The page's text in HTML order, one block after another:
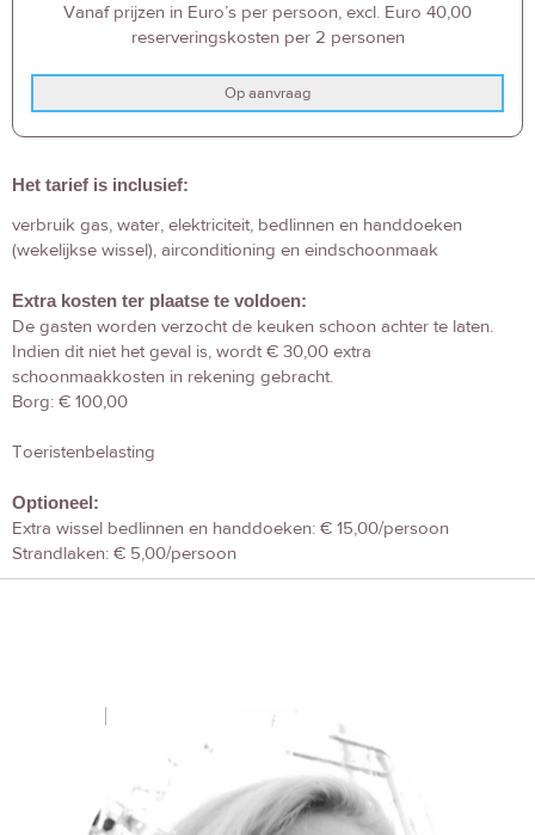
Vanaf prijzen in Euro’s per persoon, excl. Euro 40,00
reserveringskosten per 2 personen
Op aanvraag
Het tarief is inclusief:
verbruik gas, water, elektriciteit, bedlinnen en handdoeken
(wekelijkse wissel), airconditioning en eindschoonmaak
Extra kosten ter plaatse te voldoen:
De gasten worden verzocht de keuken schoon achter te laten.
Indien dit niet het geval is, wordt € 30,00 extra
schoonmaakkosten in rekening gebracht.
Borg: € 100,00
Toeristenbelasting
Optioneel:
Extra wissel bedlinnen en handdoeken: € 15,00/persoon
Strandlaken: € 5,00/persoon